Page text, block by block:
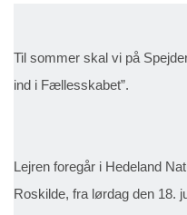
Til sommer skal vi på
ind i Fællesskabet”.
Lejren foregår i Hedeland
Roskilde, fra lørdag den 18.